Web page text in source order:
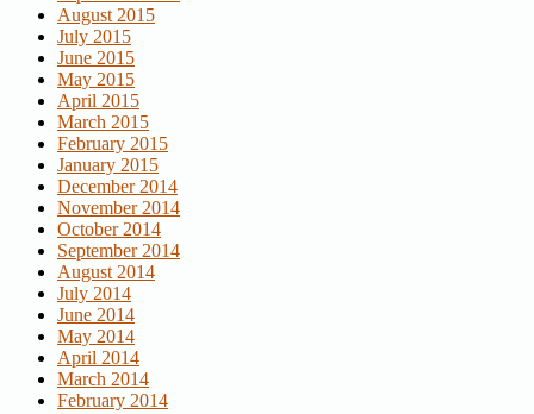
August 2015
July 2015
June 2015
May 2015
April 2015
March 2015
February 2015
January 2015
December 2014
November 2014
October 2014
September 2014
August 2014
July 2014
June 2014
May 2014
April 2014
March 2014
February 2014